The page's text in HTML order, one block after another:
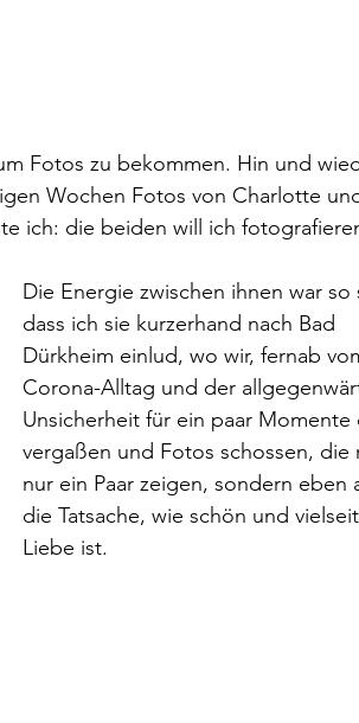
Fotos zu bekommen. Hin und
Wochen Fotos von Charlotte
ich: die beiden will ich
Die Energie zwischen ihnen war so
dass ich sie kurzerhand nach Bad
Dürkheim einlud, wo wir, fernab
Corona-Alltag und der
Unsicherheit für ein paar Momente
vergaßen und Fotos schossen, die
nur ein Paar zeigen, sondern eben
die Tatsache, wie schön und
Liebe ist.